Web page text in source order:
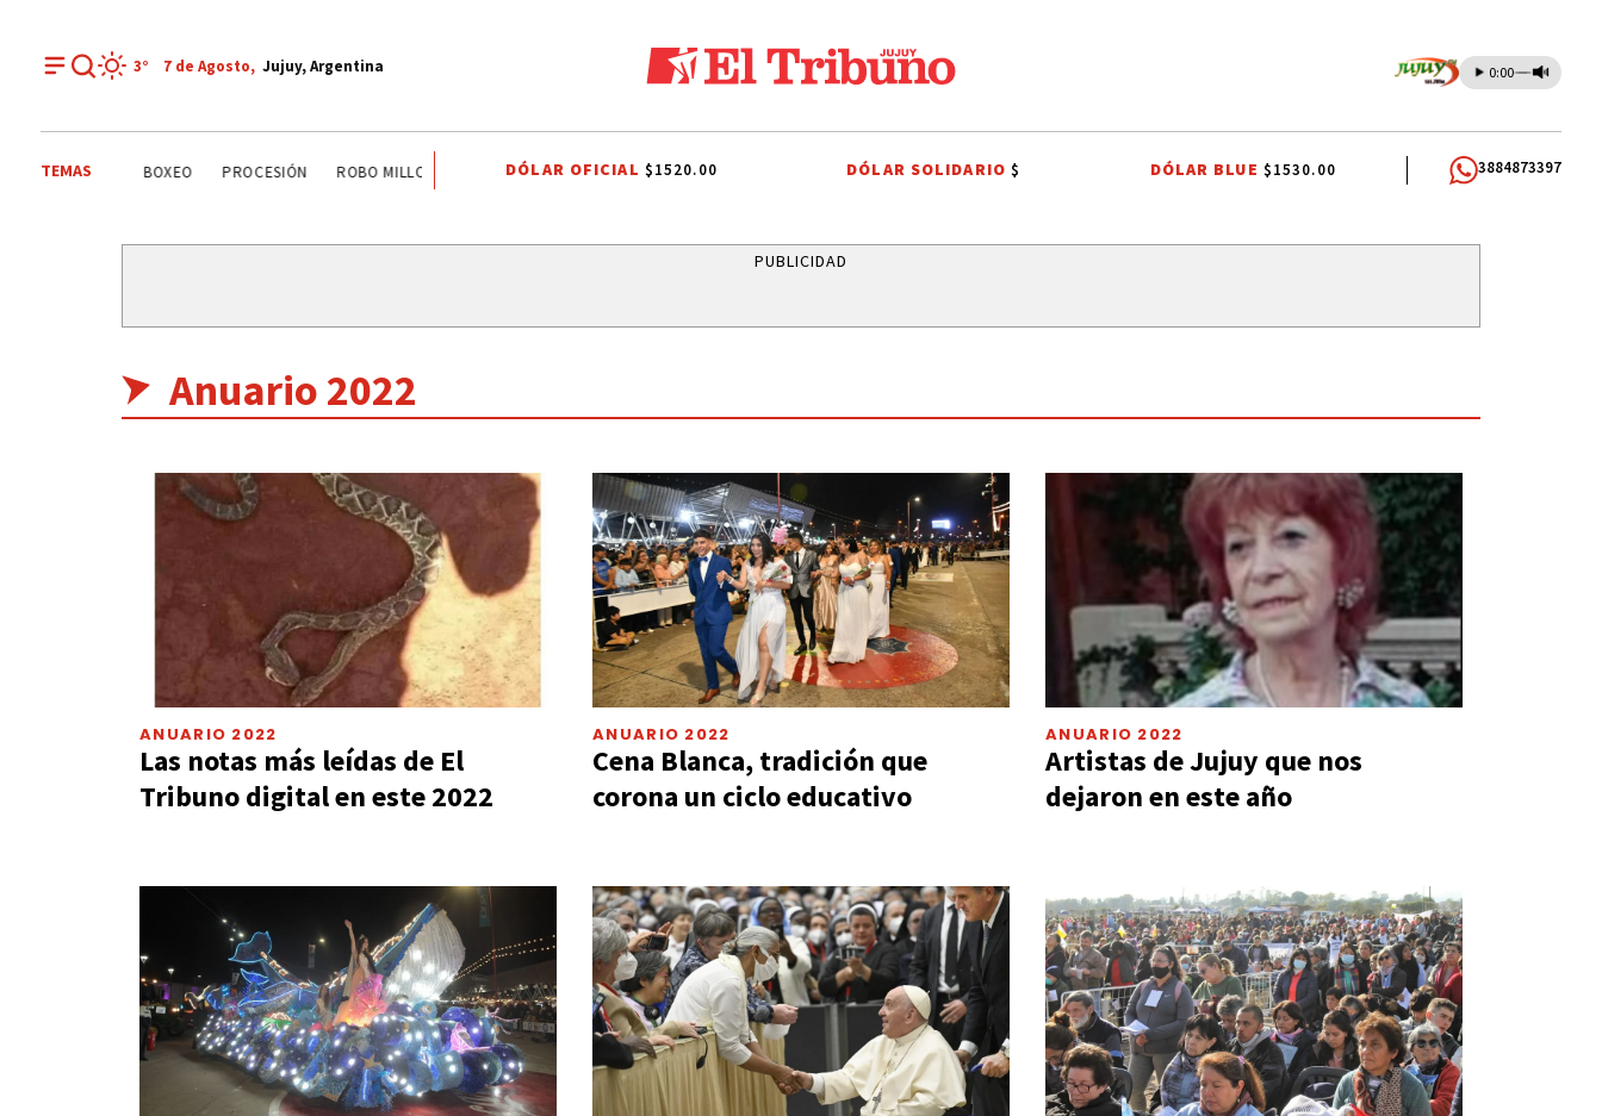
3° 7 de Agosto, Jujuy, Argentina 0:00
TEMAS
COMEDERO BOXEO PROCESIÓN ROBO MILLONARIO CRIMEN PRIMERA NACIONAL COMUNIDADES INDÍGENAS AUTOMOVILISMO
DÓLAR OFICIAL $1520.00 DÓLAR SOLIDARIO$ DÓLAR BLUE $1530.00 3884873397
PUBLICIDAD
Anuario 2022
ANUARIO 2022
Las notas más leídas de El
Tribuno digital en este 2022
ANUARIO 2022
Cena Blanca, tradición que
corona un ciclo educativo
ANUARIO 2022
Artistas de Jujuy que nos
dejaron en este año